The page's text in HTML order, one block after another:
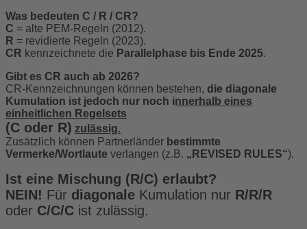
Was bedeuten C / R / CR?
C = alte PEM-Regeln (2012).
R = revidierte Regeln (2023).
CR kennzeichnete die Parallelphase bis Ende 2025.
Gibt es CR auch ab 2026?
CR-Kennzeichnungen können bestehen, die diagonale
Kumulation ist jedoch nur noch innerhalb eines
einheitlichen Regelsets
(C oder R) zulässig.
Zusätzlich können Partnerländer bestimmte
Vermerke/Wortlaute verlangen (z.B. „REVISED RULES“).
Ist eine Mischung (R/C) erlaubt?
NEIN! Für diagonale Kumulation nur R/R/R
oder C/C/C ist zulässig.